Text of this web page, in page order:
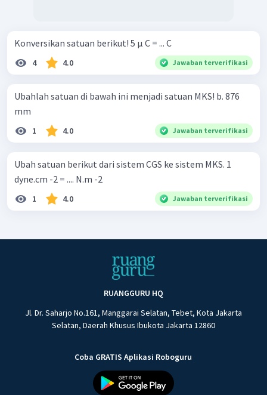
Konversikan satuan berikut! 5 μ C = ... C
4 4.0 Jawaban terverifikasi
Ubahlah satuan di bawah ini menjadi satuan MKS! b. 876
mm
1 4.0 Jawaban terverifikasi
Ubah satuan berikut dari sistem CGS ke sistem MKS. 1
dyne.cm -2 = .... N.m -2
1 4.0 Jawaban terverifikasi
RUANGGURU HQ
Jl. Dr. Saharjo No.161, Manggarai Selatan, Tebet, Kota Jakarta
Selatan, Daerah Khusus Ibukota Jakarta 12860
Coba GRATIS Aplikasi Roboguru